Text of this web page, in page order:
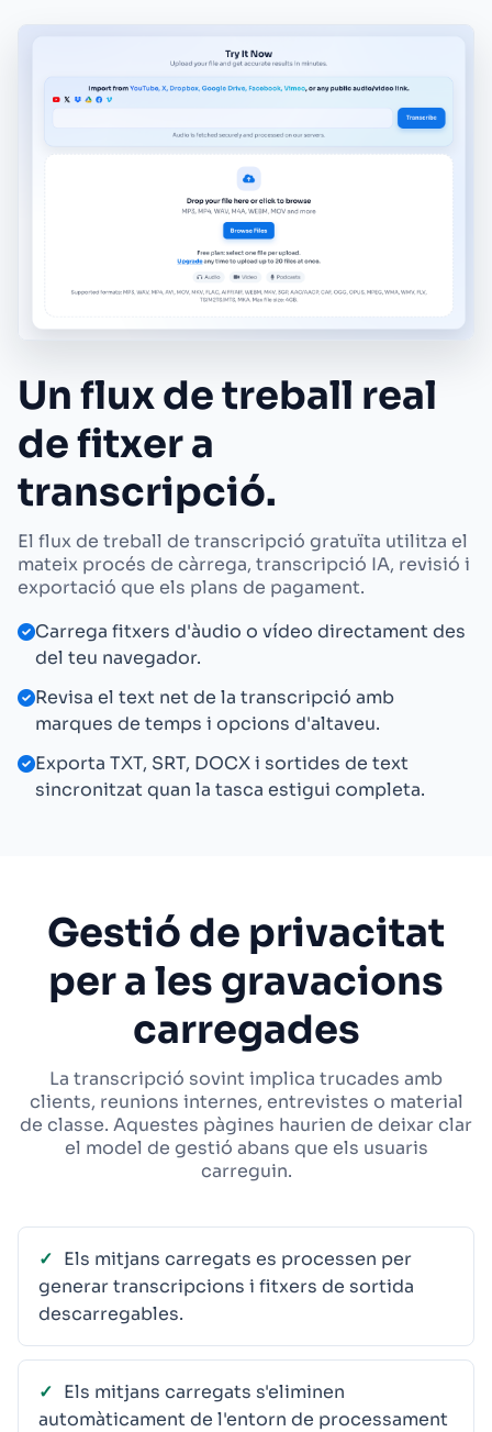
Un flux de treball real
de fitxer a
transcripció.
El flux de treball de transcripció gratuïta utilitza el
mateix procés de càrrega, transcripció IA, revisió i
exportació que els plans de pagament.
Carrega fitxers d'àudio o vídeo directament des
del teu navegador.
Revisa el text net de la transcripció amb
marques de temps i opcions d'altaveu.
Exporta TXT, SRT, DOCX i sortides de text
sincronitzat quan la tasca estigui completa.
Gestió de privacitat
per a les gravacions
carregades
La transcripció sovint implica trucades amb
clients, reunions internes, entrevistes o material
de classe. Aquestes pàgines haurien de deixar clar
el model de gestió abans que els usuaris
carreguin.
Els mitjans carregats es processen per
generar transcripcions i fitxers de sortida
descarregables.
Els mitjans carregats s'eliminen
automàticament de l'entorn de processament